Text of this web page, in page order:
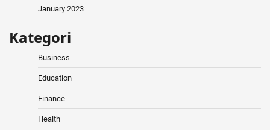
January 2023
Kategori
Business
Education
Finance
Health